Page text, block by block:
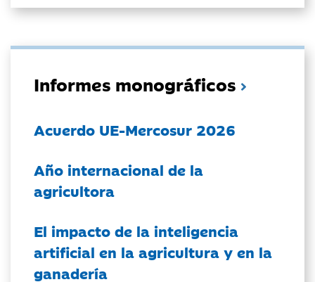
Informes monográficos
Acuerdo UE-Mercosur 2026
Año internacional de la
agricultora
El impacto de la inteligencia
artificial en la agricultura y en la
ganadería